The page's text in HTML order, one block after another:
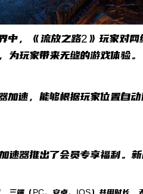
中，《流放之路2》玩家对
为玩家带来无缝的游戏体验。
加速，能够根据玩家位置自
速器推出了会员专享福利。